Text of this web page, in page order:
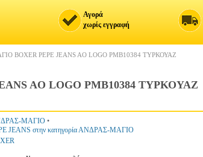
Αγορά
χωρίς εγγραφή
BOXER PEPE JEANS AO LOGO PMB10384 ΤΥΡΚΟΥΑΖ
AO LOGO PMB10384 ΤΥΡΚΟΥΑΖ
ΜΑΓΙΟ •
JEANS στην κατηγορία ΑΝΔΡΑΣ-ΜΑΓΙΟ